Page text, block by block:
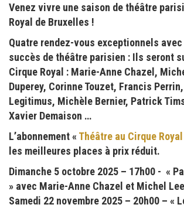
Venez vivre une saison de théâtre
Royal de Bruxelles !
Quatre rendez-vous exceptionnels
succès de théâtre parisien : Ils seront
Cirque Royal : Marie-Anne Chazel,
Duperey, Corinne Touzet, Francis
Legitimus, Michèle Bernier, Patrick
Xavier Demaison …
L’abonnement « Théâtre au Cirque
les meilleures places à prix réduit.
Dimanche 5 octobre 2025 – 17h00 - «
» avec Marie-Anne Chazel et Michel
Samedi 22 novembre 2025 – 20h00 – «